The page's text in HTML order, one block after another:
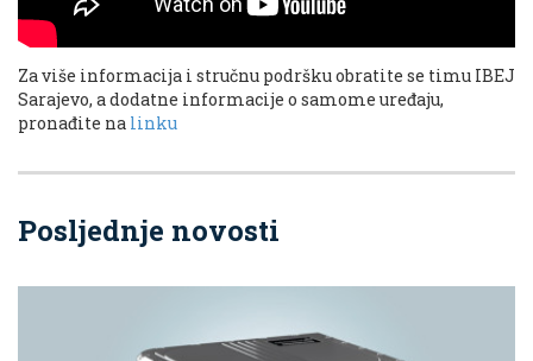
Za više informacija i stručnu podršku obratite se timu IBEJ
Sarajevo, a dodatne informacije o samome uređaju,
pronađite na linku
Posljednje novosti